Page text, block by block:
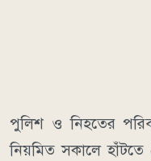
পুলিশ ও নিহতের
নিয়মিত সকালে